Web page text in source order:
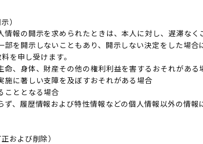
）
情報の開示を求められたときは、本人に対し、遅滞な
部を開示しないこともあり、開示しない決定をした場
を申し受けます。
命、身体、財産その他の権利利益を害するおそれがある
施に著しい支障を及ぼすおそれがある場合
こととなる場合
ず、履歴情報および特性情報などの個人情報以外の情報
および削除）